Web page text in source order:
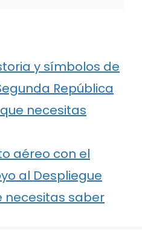
y símbolos de
República
necesitas
aéreo con el
al Despliegue
necesitas saber